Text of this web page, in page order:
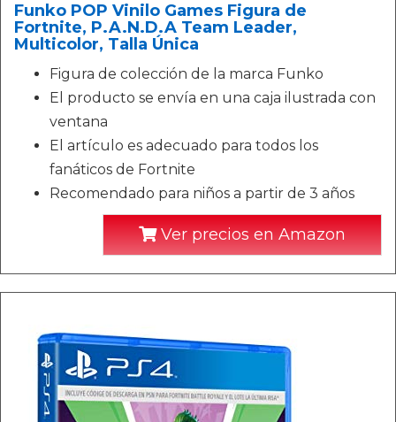
Funko POP Vinilo Games Figura de
Fortnite, P.A.N.D.A Team Leader,
Multicolor, Talla Única
Figura de colección de la marca Funko
El producto se envía en una caja ilustrada con
ventana
El artículo es adecuado para todos los
fanáticos de Fortnite
Recomendado para niños a partir de 3 años
Ver precios en Amazon